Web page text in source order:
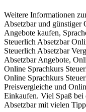
Weitere Informationen
Absetzbar und günstiger
Angebote kaufen,
Steuerlich Absetzbar
Steuerlich Absetzbar
Absetzbar Angebote,
Online Sprachkurs
Online Sprachkurs
Preisvergleiche und
Einkaufen. Viel Spaß bei
Absetzbar mit vielen